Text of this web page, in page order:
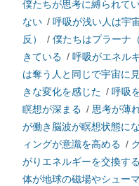
僕たちが思考に縛られて
ない / 呼吸が浅い人は宇
反）
/ 僕たちはプラーナ
きている / 呼吸がエネル
は奪う人と同じで宇宙に
きな変化を感じた / 呼吸
瞑想が深まる / 思考が薄
が働き脳波が瞑想状態に
ィングが意識を高める /
がりエネルギーを交換する
体が地球の磁場やシュー